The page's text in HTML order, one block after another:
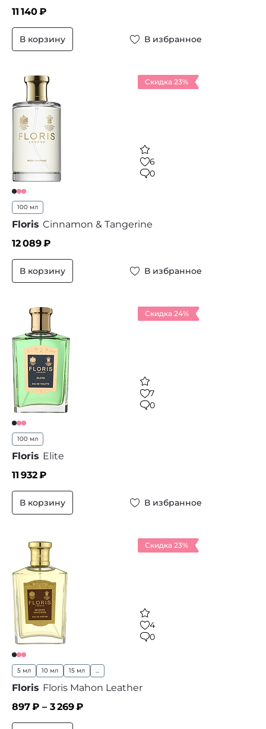
11 140₽
В корзину В избранное
Скидка 23%
6
0
100 мл
Floris Cinnamon & Tangerine
12 089₽
В корзину В избранное
Скидка 24%
7
0
100 мл
Floris Elite
11 932₽
В корзину В избранное
Скидка 23%
4
0
5 мл 10 мл 15 мл ...
Floris Floris Mahon Leather
897₽ – 3 269₽